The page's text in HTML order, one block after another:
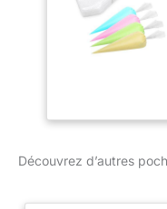
Découvrez d’autres